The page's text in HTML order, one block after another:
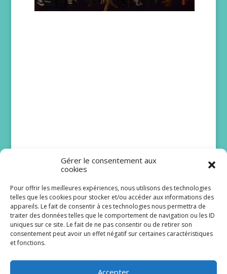
Gérer le consentement aux
cookies
Pour offrir les meilleures expériences, nous utilisons des technologies
telles que les cookies pour stocker et/ou accéder aux informations des
appareils. Le fait de consentir à ces technologies nous permettra de
traiter des données telles que le comportement de navigation ou les ID
uniques sur ce site. Le fait de ne pas consentir ou de retirer son
consentement peut avoir un effet négatif sur certaines caractéristiques
et fonctions.
Accepter
Bruno Solo et Issa
Doumbia rejoignent
Scènes de ménages